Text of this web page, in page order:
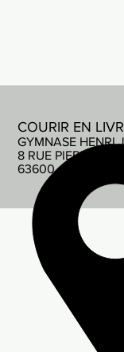
COURIR EN
GYMNASE HENRI
8 RUE PIERRE DE
63600 AMBERT